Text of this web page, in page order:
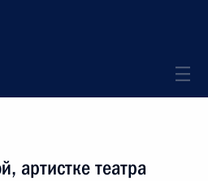
артистке театра